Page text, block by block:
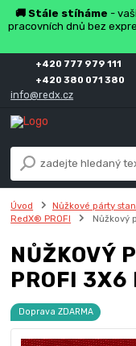
🚚 Stále stíháme -
pracovních dnů bez
+420 777 979 111
+420 380 071 380
info@redx.cz
Úvod Nůžkové párty
RedX® PROFI
Nůžkový
NŮŽKOVÝ
PROFI 3X6
Doprava ZDARMA